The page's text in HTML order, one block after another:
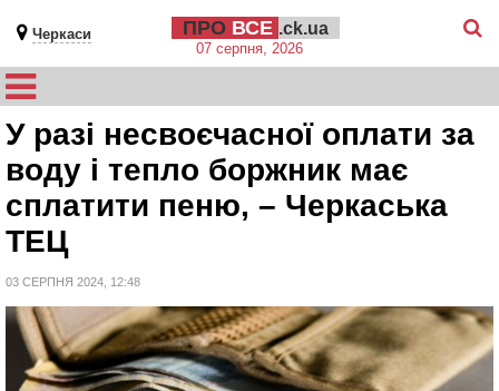
Черкаси ПРО ВСЕ .ck.ua
07 серпня, 2026
У разі несвоєчасної оплати за
воду і тепло боржник має
сплатити пеню, – Черкаська
ТЕЦ
03 СЕРПНЯ 2024, 12:48